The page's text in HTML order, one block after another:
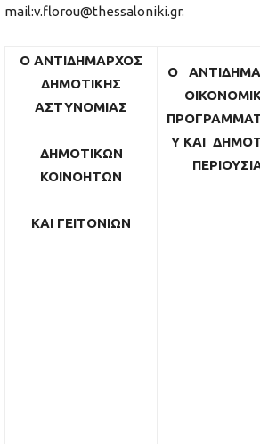
mail:v.florou@thessaloniki.gr.
Ο ΑΝΤΙΔΗΜΑΡΧΟΣ
ΔΗΜΟΤΙΚΗΣ
ΑΣΤΥΝΟΜΙΑΣ
ΔΗΜΟΤΙΚΩΝ
ΚΟΙΝΟΗΤΩΝ
ΚΑΙ ΓΕΙΤΟΝΙΩΝ
Ο
Υ ΚΑΙ